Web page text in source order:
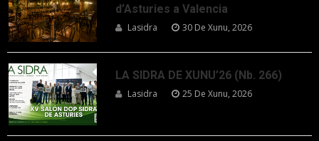
d’Asturies a Valencia
Lasidra 30 De Xunu, 2026
LA SIDRA DE XUNU’26 (Nb. 266)
Lasidra 25 De Xunu, 2026